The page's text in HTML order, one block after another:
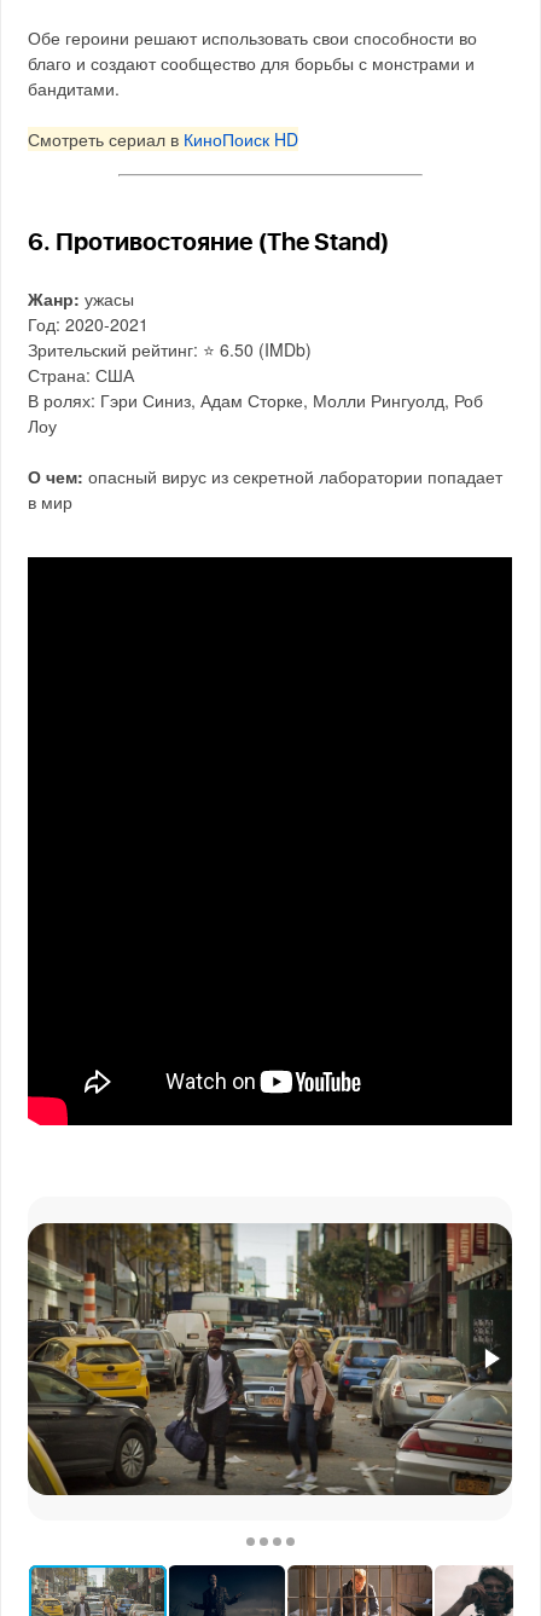
Обе героини решают использовать свои способности во
благо и создают сообщество для борьбы с монстрами и
бандитами.
Смотреть сериал в КиноПоиск HD
6. Противостояние (The Stand)
Жанр: ужасы
Год: 2020-2021
Зрительский рейтинг: ⭐️ 6.50 (IMDb)
Страна: США
В ролях: Гэри Синиз, Адам Сторке, Молли Рингуолд, Роб
Лоу
О чем: опасный вирус из секретной лаборатории попадает
в мир